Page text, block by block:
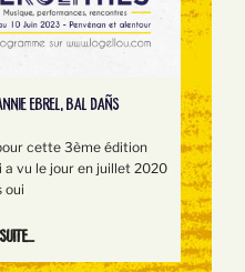
EBREL, BAL DAÑS
cette 3ème édition
vu le jour en juillet 2020
oui